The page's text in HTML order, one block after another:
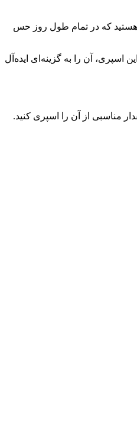
هستید که در تمام طول روز حس
اسپری، آن را به گزینه‌ای ایده‌آل
حدود ۱۵ سانتی‌متر از پوست زیر بغل نگه دارید و مقدار مناسبی از آن را اسپری کنید.